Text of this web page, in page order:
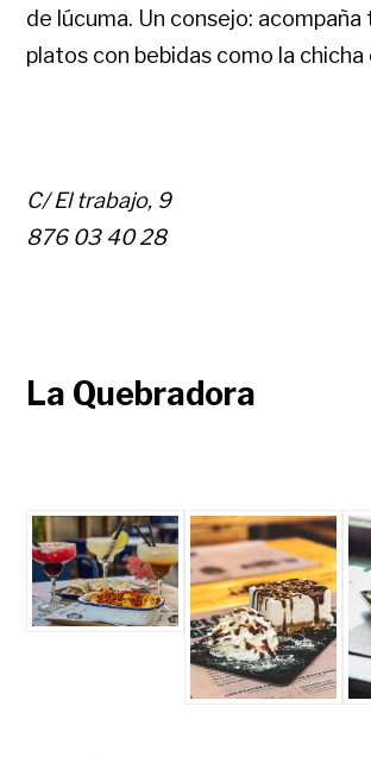
de lúcuma. Un consejo: acompaña
platos con bebidas como la chicha
C/ El trabajo, 9
876 03 40 28
La Quebradora